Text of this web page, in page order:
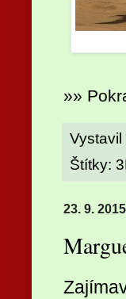
»»
Vystavil
Štítky:
23. 9. 2015